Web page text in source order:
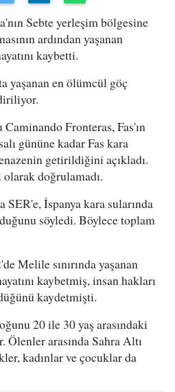
Sebte yerleşim bölgesine
ardından yaşanan
kaybetti.
yaşanan en ölümcül göç
Fronteras, Fas'ın
gününe kadar Fas kara
getirildiğini açıkladı.
doğrulamadı.
İspanya kara sularında
söyledi. Böylece toplam
Melile sınırında yaşanan
kaybetmiş, insan hakları
kaydetmişti.
20 ile 30 yaş arasındaki
Ölenler arasında Sahra Altı
kadınlar ve çocuklar da